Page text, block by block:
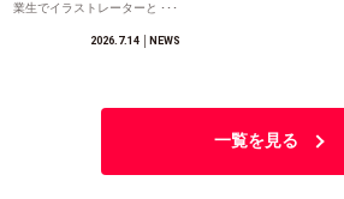
業生でイラストレーターと ･･･
2026.7.14│NEWS
一覧を見る